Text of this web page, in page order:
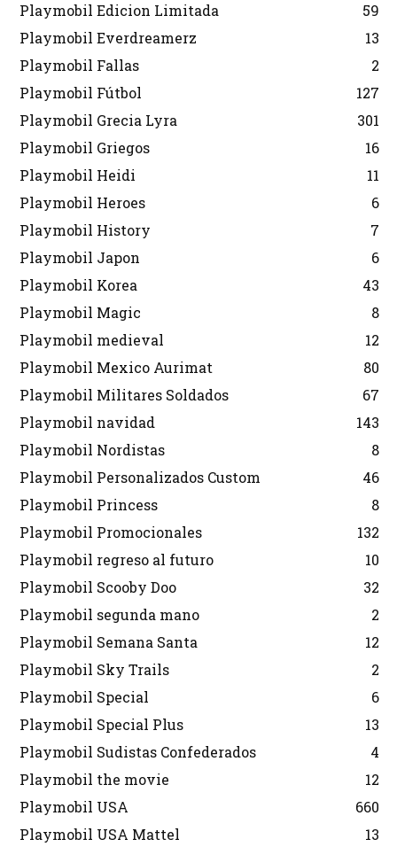
Playmobil Edicion Limitada
59
Playmobil Everdreamerz
13
Playmobil Fallas
2
Playmobil Fútbol
127
Playmobil Grecia Lyra
301
Playmobil Griegos
16
Playmobil Heidi
11
Playmobil Heroes
6
Playmobil History
7
Playmobil Japon
6
Playmobil Korea
43
Playmobil Magic
8
Playmobil medieval
12
Playmobil Mexico Aurimat
80
Playmobil Militares Soldados
67
Playmobil navidad
143
Playmobil Nordistas
8
Playmobil Personalizados Custom
46
Playmobil Princess
8
Playmobil Promocionales
132
Playmobil regreso al futuro
10
Playmobil Scooby Doo
32
Playmobil segunda mano
2
Playmobil Semana Santa
12
Playmobil Sky Trails
2
Playmobil Special
6
Playmobil Special Plus
13
Playmobil Sudistas Confederados
4
Playmobil the movie
12
Playmobil USA
660
Playmobil USA Mattel
13